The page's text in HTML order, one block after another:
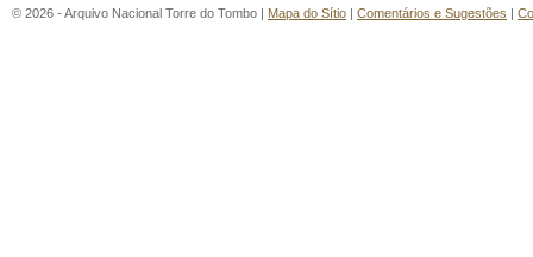
© 2026 - Arquivo Nacional Torre do Tombo | Mapa do Sítio | Comentários e Sugestões |